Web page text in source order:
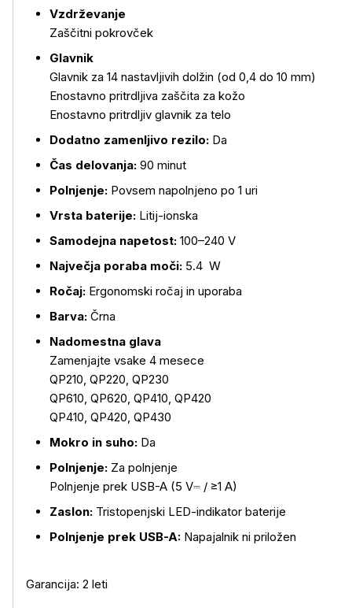
Vzdrževanje
Zaščitni pokrovček
Glavnik
Glavnik za 14 nastavljivih dolžin (od 0,4 do 10 mm)
Enostavno pritrdljiva zaščita za kožo
Enostavno pritrdljiv glavnik za telo
Dodatno zamenljivo rezilo: Da
Čas delovanja: 90 minut
Polnjenje: Povsem napolnjeno po 1 uri
Vrsta baterije: Litij-ionska
Samodejna napetost: 100–240 V
Največja poraba moči: 5.4 W
Ročaj: Ergonomski ročaj in uporaba
Barva: Črna
Nadomestna glava
Zamenjajte vsake 4 mesece
QP210, QP220, QP230
QP610, QP620, QP410, QP420
QP410, QP420, QP430
Mokro in suho: Da
Polnjenje: Za polnjenje
Polnjenje prek USB-A (5 V⎓ / ≥1 A)
Zaslon: Tristopenjski LED-indikator baterije
Polnjenje prek USB-A: Napajalnik ni priložen
Garancija: 2 leti